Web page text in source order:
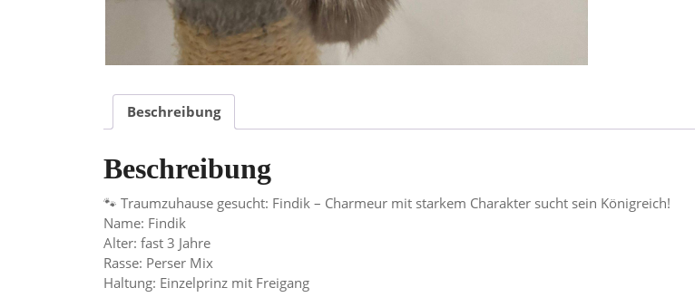
Beschreibung
Beschreibung
​🐾 Traumzuhause gesucht: Findik – Charmeur mit starkem Charakter sucht sein Königreich!
​Name: Findik
Alter: fast 3 Jahre
Rasse: Perser Mix
Haltung: Einzelprinz mit Freigang